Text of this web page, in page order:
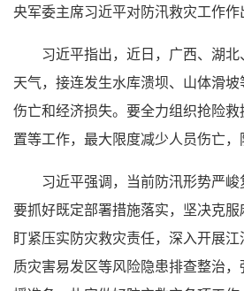
央军委主席习近平对防汛救灾工作作
习近平指出，近日，广西、湖
天气，接连发生水库溃坝、山体滑
伤亡和经济损失。要全力组织抢险
置等工作，最大限度减少人员伤亡，
习近平强调，当前防汛形势严
要抓好既定部署措施落实，坚决克服
盯紧压实防灾救灾责任，深入开展
质灾害易发区等风险隐患排查整治